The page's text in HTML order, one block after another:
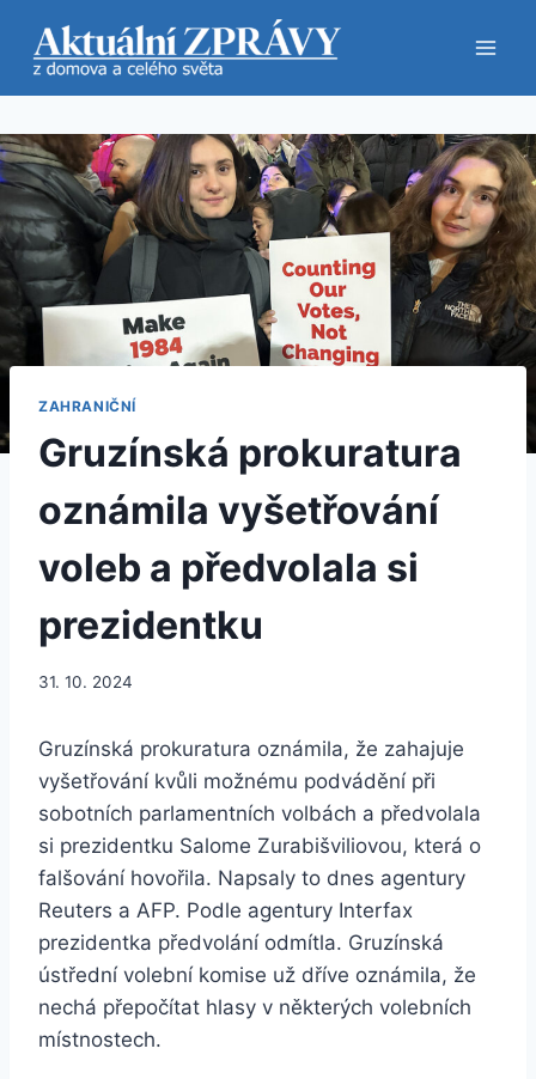
obsah
ZAHRANIČNÍ
Gruzínská prokuratura
oznámila vyšetřování
voleb a předvolala si
prezidentku
31. 10. 2024
Gruzínská prokuratura oznámila, že zahajuje
vyšetřování kvůli možnému podvádění při
sobotních parlamentních volbách a předvolala
si prezidentku Salome Zurabišviliovou, která o
falšování hovořila. Napsaly to dnes agentury
Reuters a AFP. Podle agentury Interfax
prezidentka předvolání odmítla. Gruzínská
ústřední volební komise už dříve oznámila, že
nechá přepočítat hlasy v některých volebních
místnostech.